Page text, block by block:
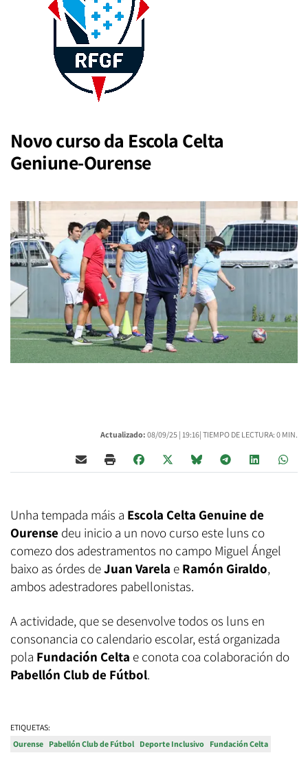
Novo curso da Escola Celta
Geniune-Ourense
Actualizado: 08/09/25 | 19:16| TIEMPO DE LECTURA: 0 MIN.
Unha tempada máis a Escola Celta Genuine de
Ourense deu inicio a un novo curso este luns co
comezo dos adestramentos no campo Miguel Ángel
baixo as órdes deJuan Varela e Ramón Giraldo,
ambos adestradores pabellonistas.
A actividade, que se desenvolve todos os luns en
consonancia co calendario escolar, está organizada
pola Fundación Celta e conota coa colaboración do
Pabellón Club de Fútbol.
ETIQUETAS:
Ourense Pabellón Club de Fútbol Deporte Inclusivo Fundación Celta